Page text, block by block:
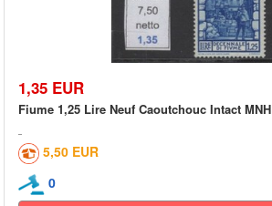
1,35 EUR
Fiume 1,25 Lire Neuf Caoutchouc Intact MNH
5,50 EUR
0